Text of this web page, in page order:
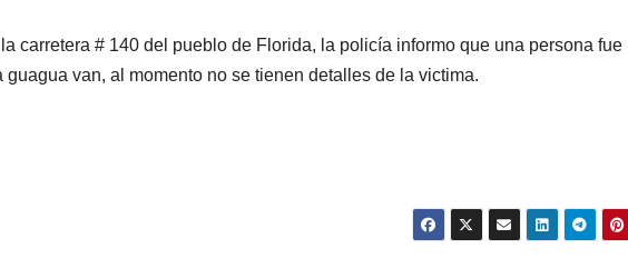
carretera # 140 del pueblo de Florida, la policía informo que una persona fue
van, al momento no se tienen detalles de la victima.